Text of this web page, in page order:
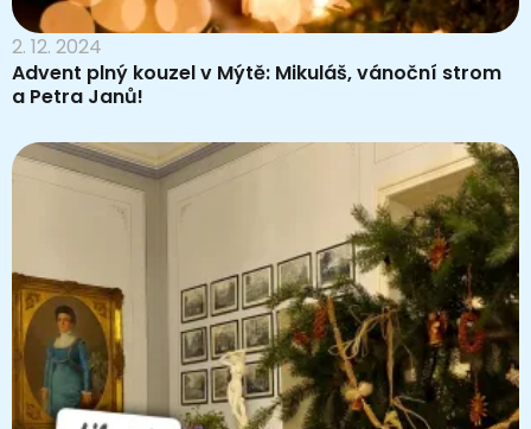
2. 12. 2024
Advent plný kouzel v Mýtě: Mikuláš, vánoční strom
a Petra Janů!